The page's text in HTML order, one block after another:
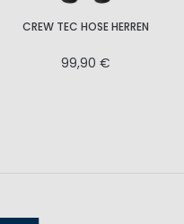
CREW TEC HOSE HERREN
99,90 €